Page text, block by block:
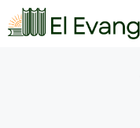
Saltar
al